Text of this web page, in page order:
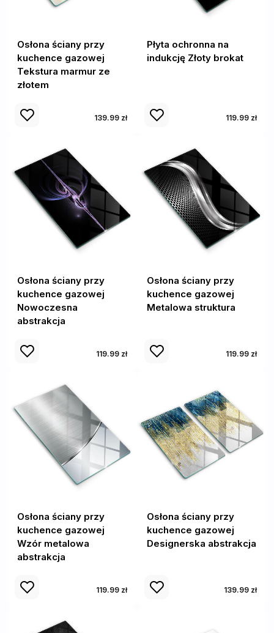
Osłona ściany przy
kuchence gazowej
Tekstura marmur ze
złotem
139.99 zł
Płyta ochronna na
indukcję Złoty brokat
119.99 zł
Osłona ściany przy
kuchence gazowej
Nowoczesna
abstrakcja
119.99 zł
Osłona ściany przy
kuchence gazowej
Metalowa struktura
119.99 zł
Osłona ściany przy
kuchence gazowej
Wzór metalowa
abstrakcja
119.99 zł
Osłona ściany przy
kuchence gazowej
Designerska abstrakcja
139.99 zł